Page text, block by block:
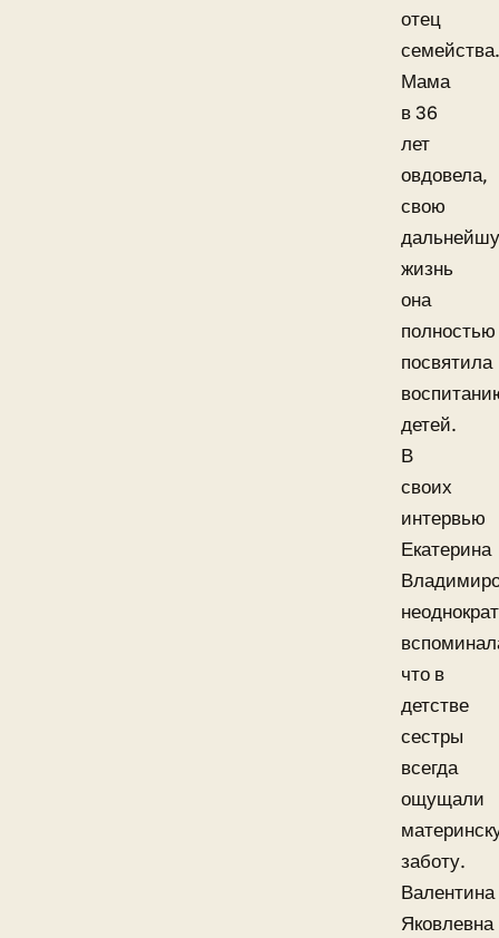
отец
семейства.
Мама
в 36
лет
овдовела,
свою
жизнь
она
полностью
посвятила
детей.
В
своих
интервью
Екатерина
что в
детстве
сестры
всегда
ощущали
заботу.
Валентина
Яковлевна